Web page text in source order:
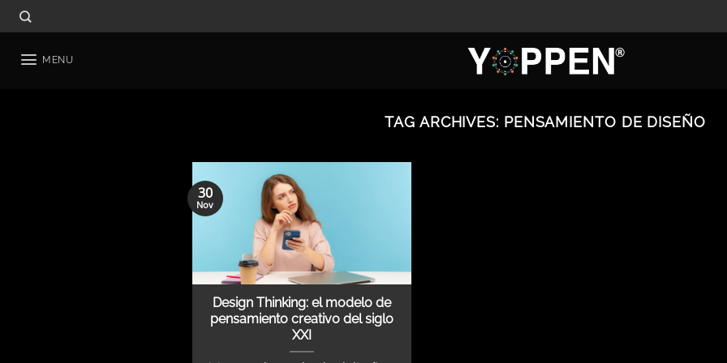
Skip
to
MENU
TAG ARCHIVES: PENSAMIENTO DE DISEÑO
Design Thinking: el modelo de
pensamiento creativo del siglo
XXI
30
Nov